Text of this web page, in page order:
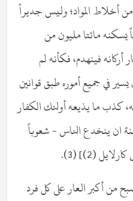
أخلاط المواد؛ وليس جديراً
يسكنه مائتا مليون من
أركانه فينهدم، فكأنه لم
في جميع أموره طبق قوانين
كذب ما يذيعه أولئك الكفار
ان ينخدع الناس - شعوباً
(2)] (3).
من أكبر العار على كل فرد